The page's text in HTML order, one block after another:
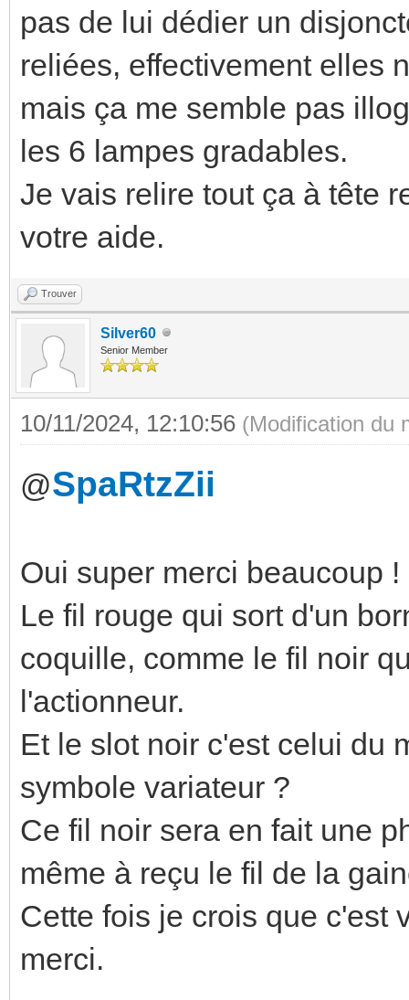
pas de lui dédier un
reliées, effectivement elles
mais ça me semble pas
les 6 lampes gradables.
Je vais relire tout ça à tête
votre aide.
Trouver
Silver60
Senior Member
10/11/2024, 12:10:56 (Modification du
@SpaRtzZii
Oui super merci beaucoup !
Le fil rouge qui sort d'un
coquille, comme le fil noir
l'actionneur.
Et le slot noir c'est celui du
symbole variateur ?
Ce fil noir sera en fait une
même à reçu le fil de la
Cette fois je crois que c'est
merci.